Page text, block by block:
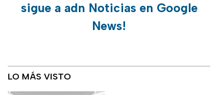
sigue a adn Noticias en Google
News!
LO MÁS VISTO